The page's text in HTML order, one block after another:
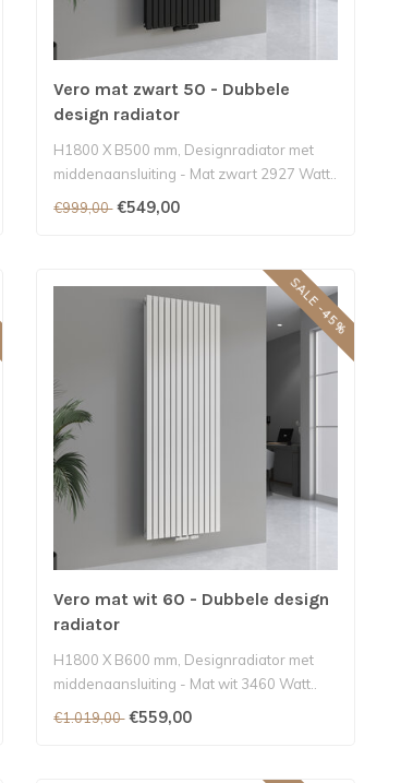
Vero mat zwart 50 - Dubbele
design radiator
H1800 X B500 mm, Designradiator met
middenaansluiting - Mat zwart 2927 Watt..
€999,00 €549,00
SALE -45%
Vero mat wit 60 - Dubbele design
radiator
H1800 X B600 mm, Designradiator met
middenaansluiting - Mat wit 3460 Watt..
€1.019,00 €559,00